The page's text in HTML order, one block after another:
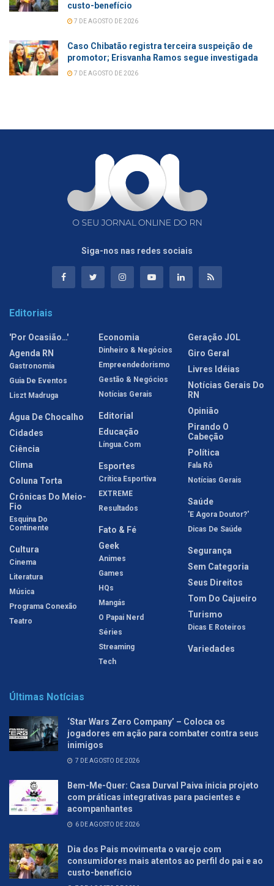
custo-benefício
7 DE AGOSTO DE 2026
Caso Chibatão registra terceira suspeição de
promotor; Erisvanha Ramos segue investigada
7 DE AGOSTO DE 2026
Siga-nos nas redes sociais
Editoriais
'Por Ocasião…'
Agenda RN
Gastronomia
Guia De Eventos
Liszt Madruga
Água De Chocalho
Cidades
Ciência
Clima
Coluna Torta
Crônicas Do Meio-
Fio
Esquina Do
Continente
Cultura
Cinema
Literatura
Música
Programa Conexão
Teatro
Economia
Dinheiro & Negócios
Empreendedorismo
Gestão & Negócios
Notícias Gerais
Editorial
Educação
Língua.com
Esportes
Crítica Esportiva
EXTREME
Resultados
Fato & Fé
Geek
Animes
Games
HQs
Mangás
O Papai Nerd
Séries
Streaming
Tech
Geração JOL
Giro Geral
Livres Idéias
Notícias Gerais Do
RN
Opinião
Pirando O
Cabeção
Política
Fala Rô
Notícias Gerais
Saúde
'E Agora Doutor?'
Dicas De Saúde
Segurança
Sem Categoria
Seus Direitos
Tom Do Cajueiro
Turismo
Dicas E Roteiros
Variedades
Últimas Notícias
‘Star Wars Zero Company’ – Coloca os
jogadores em ação para combater contra seus
inimigos
7 DE AGOSTO DE 2026
Bem-Me-Quer: Casa Durval Paiva inicia projeto
com práticas integrativas para pacientes e
acompanhantes
6 DE AGOSTO DE 2026
Dia dos Pais movimenta o varejo com
consumidores mais atentos ao perfil do pai e ao
custo-benefício